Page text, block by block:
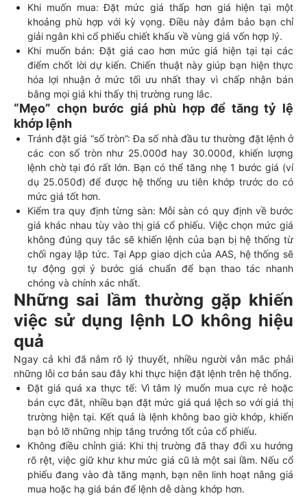
Khi muốn mua: Đặt mức giá thấp hơn giá hiện tại một
khoảng phù hợp với kỳ vọng. Điều này đảm bảo bạn chỉ
giải ngân khi cổ phiếu chiết khấu về vùng giá vốn hợp lý.
Khi muốn bán: Đặt giá cao hơn mức giá hiện tại tại các
điểm chốt lời dự kiến. Chiến thuật này giúp bạn hiện thực
hóa lợi nhuận ở mức tối ưu nhất thay vì chấp nhận bán
bằng mọi giá khi thấy thị trường rung lắc.
“Mẹo” chọn bước giá phù hợp để tăng tỷ lệ
khớp lệnh
Tránh đặt giá “số tròn”: Đa số nhà đầu tư thường đặt lệnh ở
các con số tròn như 25.000đ hay 30.000đ, khiến lượng
lệnh chờ tại đó rất lớn. Bạn có thể tăng nhẹ 1 bước giá (ví
dụ 25.050đ) để được hệ thống ưu tiên khớp trước do có
mức giá tốt hơn.
Kiểm tra quy định từng sàn: Mỗi sàn có quy định về bước
giá khác nhau tùy vào thị giá cổ phiếu. Việc chọn mức giá
không đúng quy tắc sẽ khiến lệnh của bạn bị hệ thống từ
chối ngay lập tức. Tại App giao dịch của AAS, hệ thống sẽ
tự động gợi ý bước giá chuẩn để bạn thao tác nhanh
chóng và chính xác nhất.
Những sai lầm thường gặp khiến
việc sử dụng lệnh LO không hiệu
quả
Ngay cả khi đã nắm rõ lý thuyết, nhiều người vẫn mắc phải
những lỗi cơ bản sau đây khi thực hiện đặt lệnh trên hệ thống.
Đặt giá quá xa thực tế: Vì tâm lý muốn mua cực rẻ hoặc
bán cực đắt, nhiều bạn đặt mức giá quá lệch so với giá thị
trường hiện tại. Kết quả là lệnh không bao giờ khớp, khiến
bạn bỏ lỡ những nhịp tăng trưởng tốt của cổ phiếu.
Không điều chỉnh giá: Khi thị trường đã thay đổi xu hướng
rõ rệt, việc giữ khư khư mức giá cũ là một sai lầm. Nếu cổ
phiếu đang vào đà tăng mạnh, bạn nên linh hoạt nâng giá
mua hoặc hạ giá bán để lệnh dễ dàng khớp hơn.